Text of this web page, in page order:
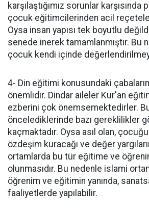
karşılaştığımız sorunlar karşısında
çocuk eğitimcilerinden acil
Oysa insan yapısı tek boyutlu
senede inerek tamamlanmıştır. Bu
çocuk kendi içinde
4- Din eğitimi konusundaki
önemlidir. Dindar aileler Kur'an
ezberini çok önemsemektedirler.
öncelediklerinde bazı gereklilikler
kaçmaktadır. Oysa asıl olan,
özdeşim kuracağı ve değer
ortamlarda bu tür eğitime ve
olunmasıdır. Bu nedenle islami
öğrenim ve eğitimin yanında,
faaliyetlerde yapılabilir.